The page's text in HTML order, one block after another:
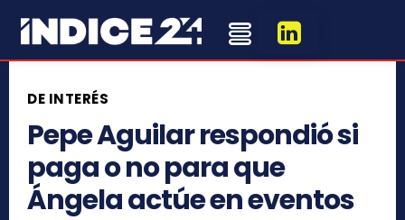
DE INTERÉS
Pepe Aguilar respondió si
paga o no para que
Ángela actúe en eventos